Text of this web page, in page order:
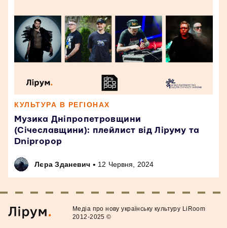
КУЛЬТУРА В РЕГІОНАХ
Музика Дніпропетровщини
(Січеславщини): плейлист від Ліруму та
Dnipropop
Лєра Зданевич • 12 Червня, 2024
Медiа про нову українську культуру LiRoom
2012-2025 ©